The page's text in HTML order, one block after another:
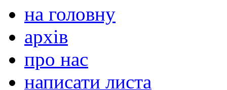
на головну
архів
про нас
написати листа